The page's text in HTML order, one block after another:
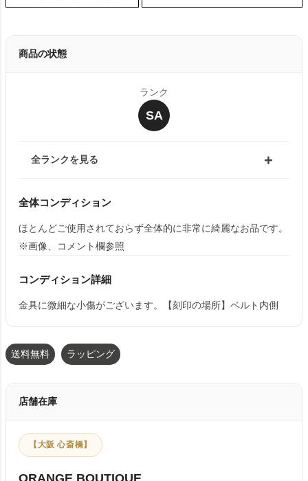
商品の状態
ランク
SA
全ランクを見る
全体コンディション
ほとんどご使用されておらず全体的に非常に綺麗なお品です。
※画像、コメント欄参照
コンディション詳細
金具に微細な小傷がございます。【刻印の場所】ベルト内側
送料無料 ラッピング
店舗在庫
【大阪 心斎橋】
ORANGE BOUTIQUE